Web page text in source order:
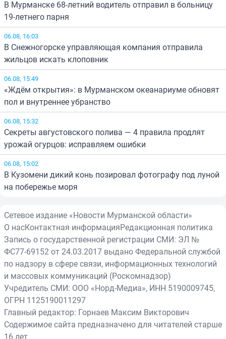
В Мурманске 68-летний водитель отправил в больницу
19-летнего парня
06.08, 16:03
В Снежногорске управляющая компания отправила
жильцов искать клоповник
06.08, 15:49
«Ждём открытия»: в Мурманском океанариуме обновят
пол и внутреннее убранство
06.08, 15:32
Секреты августовского полива — 4 правила продлят
урожай огурцов: исправляем ошибки
06.08, 15:02
В Кузомени дикий конь позировал фотографу под луной
на побережье моря
Сетевое издание «Новости Мурманской области»
О насКонтактная информацияРедакционная политика
Запись о государственной регистрации СМИ: ЭЛ №
ФС77-69152 от 24.03.2017 выдано Федеральной службой
по надзору в сфере связи, информационных технологий
и массовых коммуникаций (Роскомнадзор)
Учредитель СМИ: ООО «Норд-Медиа», ИНН 5190009745,
ОГРН 1125190011297
Главный редактор: Горнаев Максим Викторович
Содержимое сайта предназначено для читателей старше
16 лет